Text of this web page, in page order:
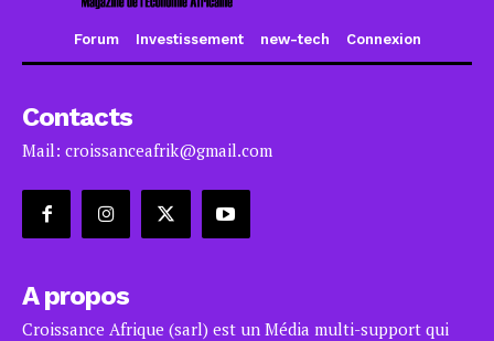
Forum Investissement new-tech Connexion
Contacts
Mail: croissanceafrik@gmail.com
A propos
Croissance Afrique (sarl) est un Média multi-support qui